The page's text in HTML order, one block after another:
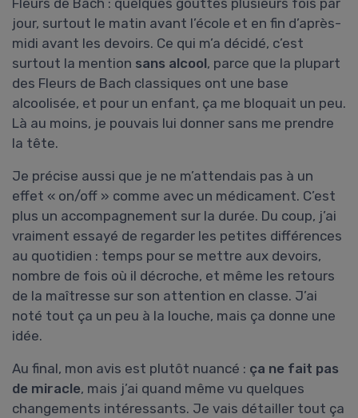
Fleurs de Bach : quelques gouttes plusieurs fois par
jour, surtout le matin avant l’école et en fin d’après-
midi avant les devoirs. Ce qui m’a décidé, c’est
surtout la mention sans alcool, parce que la plupart
des Fleurs de Bach classiques ont une base
alcoolisée, et pour un enfant, ça me bloquait un peu.
Là au moins, je pouvais lui donner sans me prendre
la tête.
Je précise aussi que je ne m’attendais pas à un
effet « on/off » comme avec un médicament. C’est
plus un accompagnement sur la durée. Du coup, j’ai
vraiment essayé de regarder les petites différences
au quotidien : temps pour se mettre aux devoirs,
nombre de fois où il décroche, et même les retours
de la maîtresse sur son attention en classe. J’ai
noté tout ça un peu à la louche, mais ça donne une
idée.
Au final, mon avis est plutôt nuancé : ça ne fait pas
de miracle, mais j’ai quand même vu quelques
changements intéressants. Je vais détailler tout ça